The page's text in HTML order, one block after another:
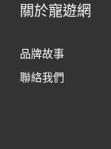
關於寵遊網
品牌故事
聯絡我們